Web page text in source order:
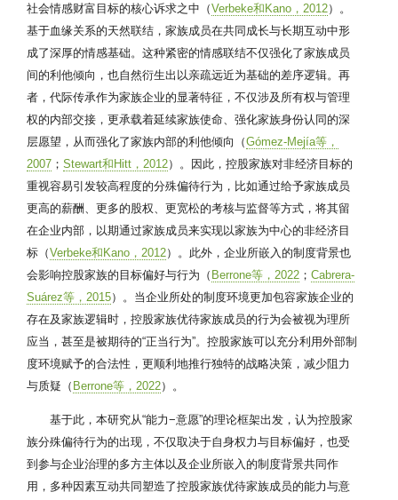
社会情感财富目标的核心诉求之中（Verbeke和Kano，2012）。
基于血缘关系的天然联结，家族成员在共同成长与长期互动中形
成了深厚的情感基础。这种紧密的情感联结不仅强化了家族成员
间的利他倾向，也自然衍生出以亲疏远近为基础的差序逻辑。再
者，代际传承作为家族企业的显著特征，不仅涉及所有权与管理
权的内部交接，更承载着延续家族使命、强化家族身份认同的深
层愿望，从而强化了家族内部的利他倾向（Gómez-Mejía等，
2007 ；Stewart和Hitt，2012）。因此，控股家族对非经济目标的
重视容易引发较高程度的分殊偏待行为，比如通过给予家族成员
更高的薪酬、更多的股权、更宽松的考核与监督等方式，将其留
在企业内部，以期通过家族成员来实现以家族为中心的非经济目
标（Verbeke和Kano，2012）。此外，企业所嵌入的制度背景也
会影响控股家族的目标偏好与行为（ Berrone等，2022 ；Cabrera-
Suárez等，2015）。当企业所处的制度环境更加包容家族企业的
存在及家族逻辑时，控股家族优待家族成员的行为会被视为理所
应当，甚至是被期待的“正当行为”。控股家族可以充分利用外部制
度环境赋予的合法性，更顺利地推行独特的战略决策，减少阻力
与质疑（ Berrone等，2022）。
基于此，本研究从“能力−意愿”的理论框架出发，认为控股家
族分殊偏待行为的出现，不仅取决于自身权力与目标偏好，也受
到参与企业治理的多方主体以及企业所嵌入的制度背景共同作
用，多种因素互动共同塑造了控股家族优待家族成员的能力与意